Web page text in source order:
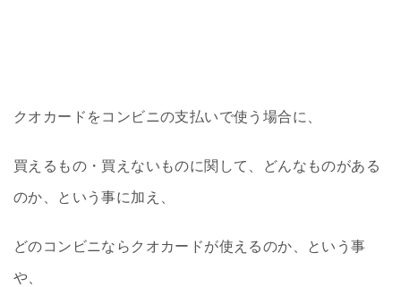
クオカードをコンビニの支払いで使う場合に、
買えるもの・買えないものに関して、どんなものがある
のか、という事に加え、
どのコンビニならクオカードが使えるのか、という事
や、